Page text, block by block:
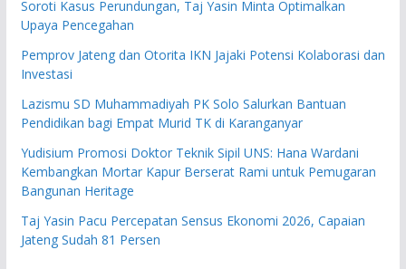
Soroti Kasus Perundungan, Taj Yasin Minta Optimalkan
Upaya Pencegahan
Pemprov Jateng dan Otorita IKN Jajaki Potensi Kolaborasi dan
Investasi
Lazismu SD Muhammadiyah PK Solo Salurkan Bantuan
Pendidikan bagi Empat Murid TK di Karanganyar
Yudisium Promosi Doktor Teknik Sipil UNS: Hana Wardani
Kembangkan Mortar Kapur Berserat Rami untuk Pemugaran
Bangunan Heritage
Taj Yasin Pacu Percepatan Sensus Ekonomi 2026, Capaian
Jateng Sudah 81 Persen